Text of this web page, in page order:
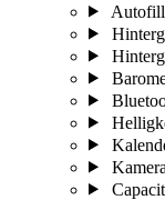
Autofill